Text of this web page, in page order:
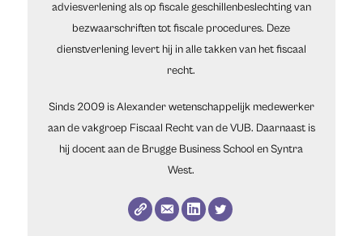
adviesverlening als op fiscale geschillenbeslechting van
bezwaarschriften tot fiscale procedures. Deze
dienstverlening levert hij in alle takken van het fiscaal
recht.
Sinds 2009 is Alexander wetenschappelijk medewerker
aan de vakgroep Fiscaal Recht van de VUB. Daarnaast is
hij docent aan de Brugge Business School en Syntra
West.